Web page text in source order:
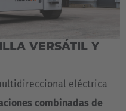
VERSÁTIL Y
eléctrica
combinadas de